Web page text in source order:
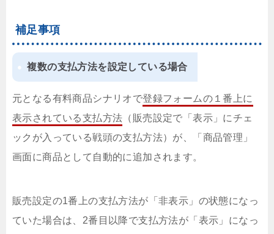
補足事項
複数の支払方法を設定している場合
元となる有料商品シナリオで登録フォームの１番上に
表示されている支払方法 （販売設定で「表示」にチェ
ックが入っている戦頭の支払方法）が、「商品管理」
画面に商品として自動的に追加されます。
販売設定の1番上の支払方法が「非表示」の状態になっ
ていた場合は、2番目以降で支払方法が「表示」になっ